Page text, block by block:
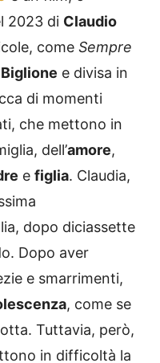
2023 di Claudio
come Sempre
e divisa in
di momenti
che mettono in
dell’amore,
e figlia. Claudia,
dopo diciassette
Dopo aver
e smarrimenti,
, come se
Tuttavia, però,
in difficoltà la